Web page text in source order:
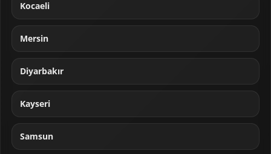
Kocaeli
Mersin
Diyarbakır
Kayseri
Samsun